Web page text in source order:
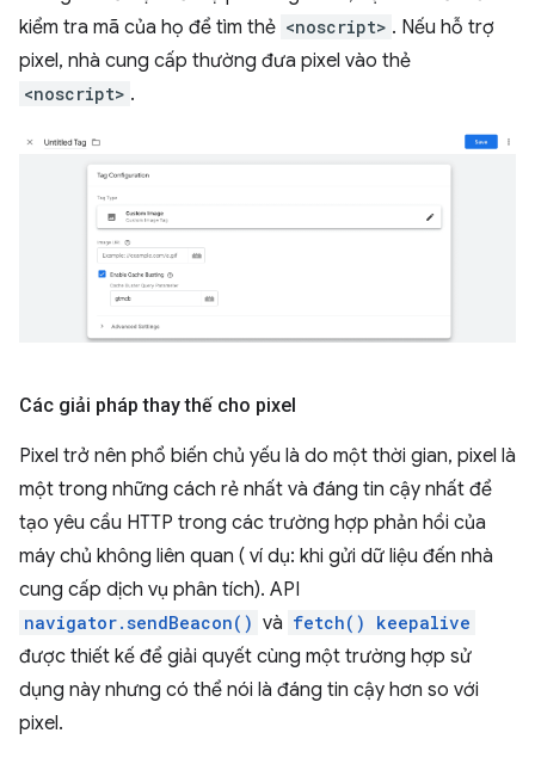
kiểm tra mã của họ để tìm thẻ <noscript> . Nếu hỗ trợ
pixel, nhà cung cấp thường đưa pixel vào thẻ
<noscript> .
Các giải pháp thay thế cho pixel
Pixel trở nên phổ biến chủ yếu là do một thời gian, pixel là
một trong những cách rẻ nhất và đáng tin cậy nhất để
tạo yêu cầu HTTP trong các trường hợp phản hồi của
máy chủ không liên quan ( ví dụ: khi gửi dữ liệu đến nhà
cung cấp dịch vụ phân tích). API
navigator.sendBeacon() và fetch() keepalive
được thiết kế để giải quyết cùng một trường hợp sử
dụng này nhưng có thể nói là đáng tin cậy hơn so với
pixel.